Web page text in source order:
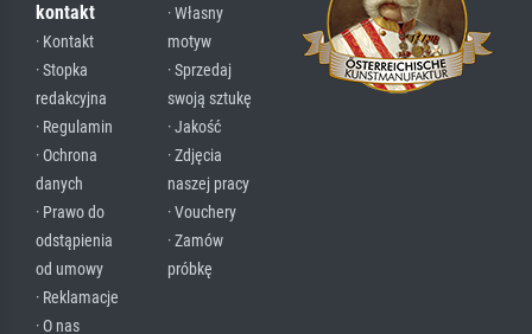
kontakt
· Kontakt
· Stopka
redakcyjna
· Regulamin
· Ochrona
danych
· Prawo do
odstąpienia
od umowy
· Reklamacje
· O nas
· Własny
motyw
· Sprzedaj
swoją sztukę
· Jakość
· Zdjęcia
naszej pracy
· Vouchery
· Zamów
próbkę